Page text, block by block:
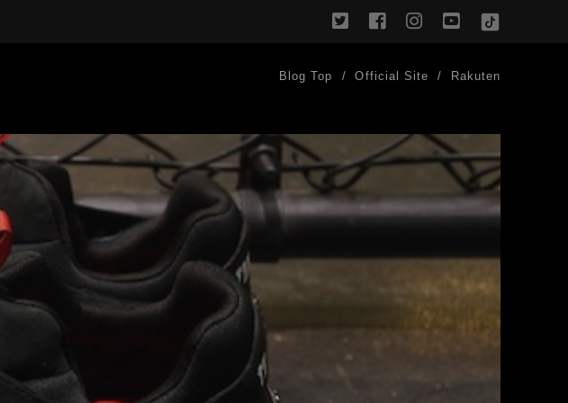
twitterfacebookinstagram
youtube
TikTok
Blog Top Official Site Rakuten